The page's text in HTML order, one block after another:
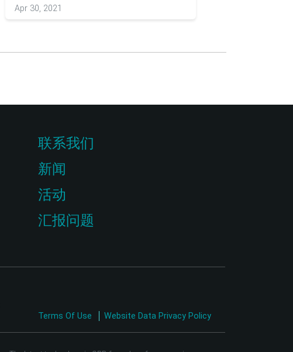
Apr 30, 2021
联系我们
新闻
活动
汇报问题
Terms Of Use Website Data Privacy Policy